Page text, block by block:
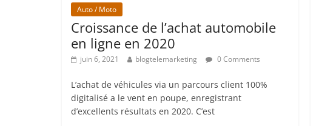
Auto / Moto
Croissance de l’achat automobile
en ligne en 2020
juin 6, 2021 blogtelemarketing 0 Comments
L’achat de véhicules via un parcours client 100%
digitalisé a le vent en poupe, enregistrant
d’excellents résultats en 2020. C’est